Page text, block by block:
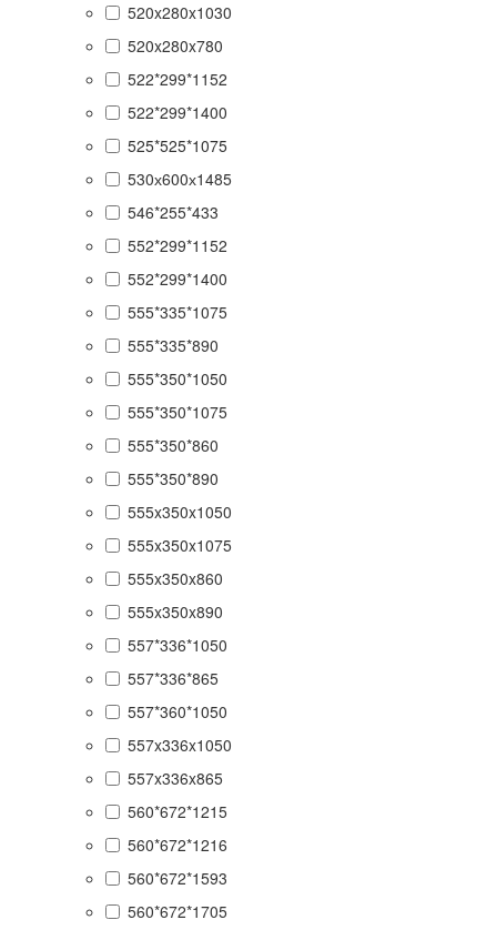
520x280x1030
520x280x780
522*299*1152
522*299*1400
525*525*1075
530х600х1485
546*255*433
552*299*1152
552*299*1400
555*335*1075
555*335*890
555*350*1050
555*350*1075
555*350*860
555*350*890
555x350x1050
555x350x1075
555x350x860
555x350x890
557*336*1050
557*336*865
557*360*1050
557x336x1050
557x336x865
560*672*1215
560*672*1216
560*672*1593
560*672*1705